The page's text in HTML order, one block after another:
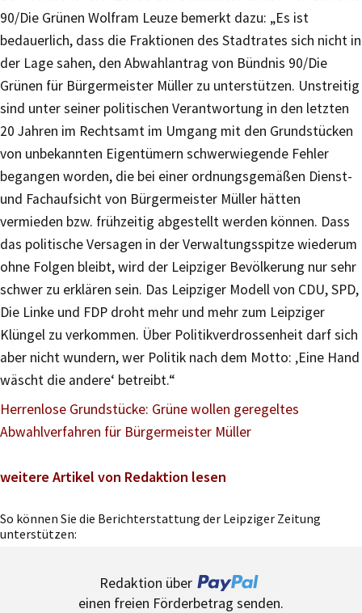
90/Die Grünen Wolfram Leuze bemerkt dazu: „Es ist
bedauerlich, dass die Fraktionen des Stadtrates sich nicht in
der Lage sahen, den Abwahlantrag von Bündnis 90/Die
Grünen für Bürgermeister Müller zu unterstützen. Unstreitig
sind unter seiner politischen Verantwortung in den letzten
20 Jahren im Rechtsamt im Umgang mit den Grundstücken
von unbekannten Eigentümern schwerwiegende Fehler
begangen worden, die bei einer ordnungsgemäßen Dienst-
und Fachaufsicht von Bürgermeister Müller hätten
vermieden bzw. frühzeitig abgestellt werden können. Dass
das politische Versagen in der Verwaltungsspitze wiederum
ohne Folgen bleibt, wird der Leipziger Bevölkerung nur sehr
schwer zu erklären sein. Das Leipziger Modell von CDU, SPD,
Die Linke und FDP droht mehr und mehr zum Leipziger
Klüngel zu verkommen. Über Politikverdrossenheit darf sich
aber nicht wundern, wer Politik nach dem Motto: ‚Eine Hand
wäscht die andere‘ betreibt.“
Herrenlose Grundstücke: Grüne wollen geregeltes
Abwahlverfahren für Bürgermeister Müller
weitere Artikel von Redaktion lesen
So können Sie die Berichterstattung der Leipziger Zeitung
unterstützen:
Redaktion über
einen freien Förderbetrag senden.